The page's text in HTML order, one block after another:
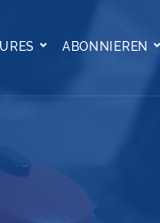
ABONNIEREN